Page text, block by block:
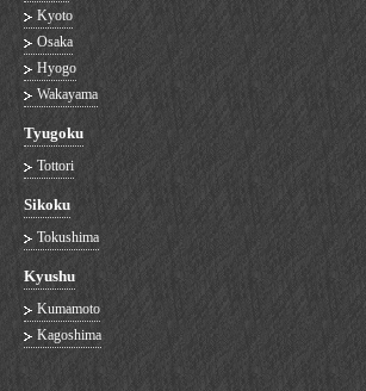
Kyoto
Osaka
Hyogo
Wakayama
Tyugoku
Tottori
Sikoku
Tokushima
Kyushu
Kumamoto
Kagoshima